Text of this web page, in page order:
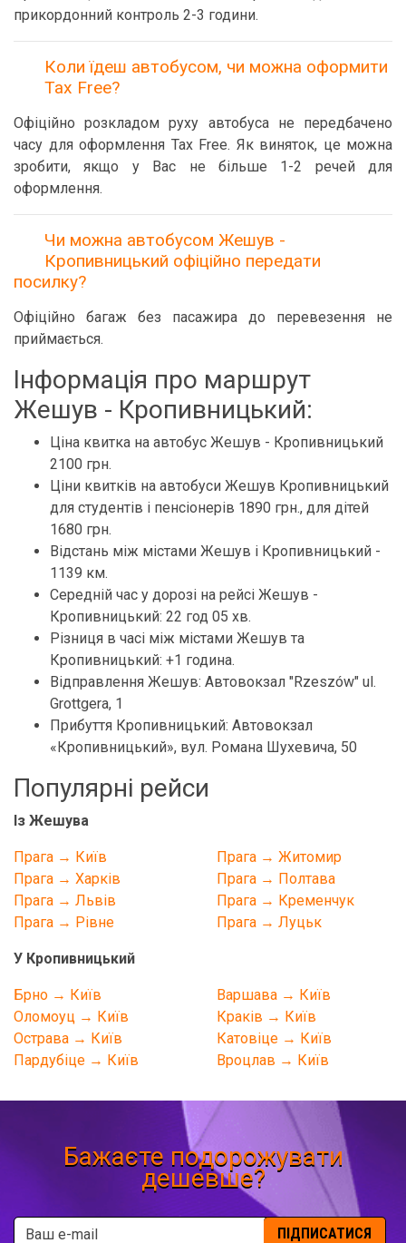
прикордонний контроль 2-3 години.
Коли їдеш автобусом, чи можна оформити
Tax Free?
Офіційно розкладом руху автобуса не передбачено
часу для оформлення Tax Free. Як виняток, це можна
зробити, якщо у Вас не більше 1-2 речей для
оформлення.
Чи можна автобусом Жешув -
Кропивницький офіційно передати
посилку?
Офіційно багаж без пасажира до перевезення не
приймається.
Інформація про маршрут
Жешув - Кропивницький:
Ціна квитка на автобус Жешув - Кропивницький
2100 грн.
Ціни квитків на автобуси Жешув Кропивницький
для студентів і пенсіонерів 1890 грн., для дітей
1680 грн.
Відстань між містами Жешув і Кропивницький -
1139 км.
Середній час у дорозі на рейсі Жешув -
Кропивницький: 22 год 05 хв.
Різниця в часі між містами Жешув та
Кропивницький: +1 година.
Відправлення Жешув: Автовокзал "Rzeszów" ul.
Grottgera, 1
Прибуття Кропивницький: Автовокзал
«Кропивницький», вул. Романа Шухевича, 50
Популярні рейси
Із Жешува
Прага → Київ
Прага → Харків
Прага → Львів
Прага → Рівне
Прага → Житомир
Прага → Полтава
Прага → Кременчук
Прага → Луцьк
У Кропивницький
Брно → Київ
Оломоуц → Київ
Острава → Київ
Пардубіце → Київ
Варшава → Київ
Краків → Київ
Катовіце → Київ
Вроцлав → Київ
Бажаєте подорожувати
дешевше?
ПІДПИСАТИСЯ